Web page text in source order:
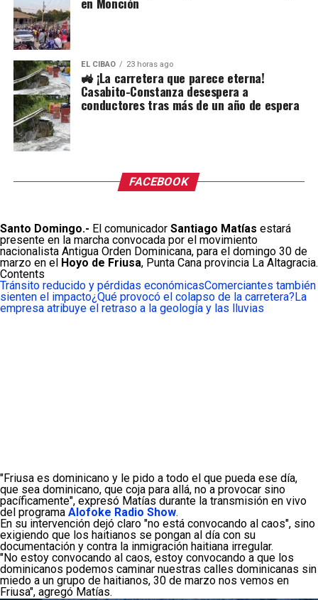
EL CIBAO 23 horas ago
🚜 ¡La carretera que parece eterna!
Casabito-Constanza desespera a
conductores tras más de un año de espera
FACEBOOK
Santo Domingo.- El comunicador Santiago Matías estará
presente en la marcha convocada por el movimiento
nacionalista Antigua Orden Dominicana, para el domingo 30 de
marzo en el Hoyo de Friusa, Punta Cana provincia La Altagracia.
Contents
Tránsito reducido y pérdidas económicasComerciantes también
sienten el impacto¿Qué provocó el colapso de la carretera?La
empresa atribuye el retraso a la geología y las lluvias
"Friusa es dominicano y le pido a todo el que pueda ese día,
que sea dominicano, que coja para allá, no a provocar sino
pacíficamente", expresó Matías durante la transmisión en vivo
del programa Alofoke Radio Show.
En su intervención dejó claro "no está convocando al caos", sino
exigiendo que los haitianos se pongan al día con su
documentación y contra la inmigración haitiana irregular.
"No estoy convocando al caos, estoy convocando a que los
dominicanos podemos caminar nuestras calles dominicanas sin
miedo a un grupo de haitianos, 30 de marzo nos vemos en
Friusa", agregó Matías.